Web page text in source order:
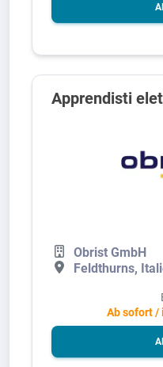
Apprendisti
Obrist GmbH
Feldthurns,
Ab sofort /